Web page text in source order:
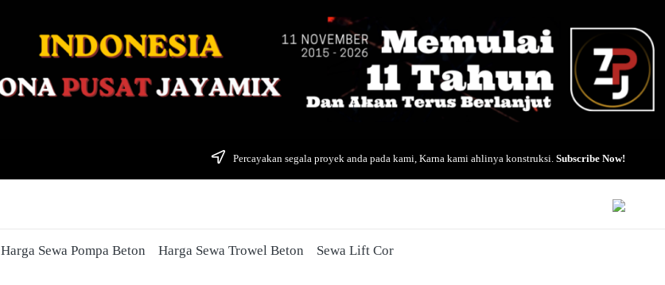
Percayakan segala proyek anda pada kami, Karna kami ahlinya konstruksi. Subscribe Now!
Harga Sewa Pompa Beton Harga Sewa Trowel Beton Sewa Lift Cor